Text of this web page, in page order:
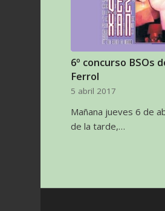
6º concurso BSOs
Ferrol
5 abril 2017
Mañana jueves 6 de
de la tarde,…